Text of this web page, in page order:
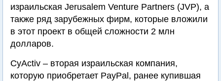
израильская Jerusalem Venture Partners (JVP), а
также ряд зарубежных фирм, которые вложили
в этот проект в общей сложности 2 млн
долларов.
CyActiv – вторая израильская компания,
которую приобретает PayPal, ранее купившая